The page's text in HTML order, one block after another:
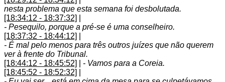
nesta problema que esta semana foi desbolutada.
[18:34:12 - 18:37:32]
- Pesequilo, porque a pré-se é uma conselheiro.
[18:37:32 - 18:44:12]
- É mal pelo menos para três outros juízes que não querem
ver à frente do Tribunal.
[18:44:12 - 18:45:52]
- Vamos para a Coreia.
[18:45:52 - 18:52:32]